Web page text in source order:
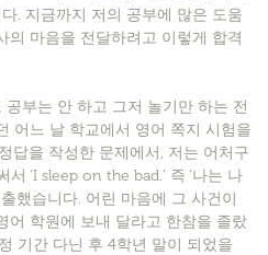
. 지금까지 저의 공부에 많은 도움
의 마음을 전달하려고 이렇게 합격
부는 안 하고 그저 놀기만 하는 전
어느 날 학교에서 영어 쪽지 시험을
답을 작성한 문제에서, 저는 어처구
서 ‘I sleep on the bad.’ 즉 ‘나는 나
했습니다. 어린 마음에 그 사건이
어 학원에 보내 달라고 한참을 졸랐
기간 다닌 후 4학년 말이 되었을